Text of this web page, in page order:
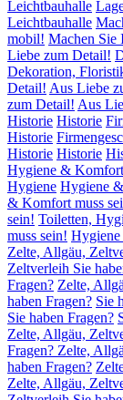
Leichtbauhalle
Leichtbauhalle
mobil! Machen Sie
Liebe zum Detail!
Dekoration,
Detail! Aus Liebe
zum Detail! Aus
Historie Historie
Historie
Historie Historie
Hygiene &
Hygiene Hygiene
& Komfort muss
sein! Toiletten,
muss sein!
Zelte, Allgäu,
Zeltverleih Sie
Fragen? Zelte,
haben Fragen? Sie
Sie haben Fragen?
Zelte, Allgäu,
Fragen? Zelte,
haben Fragen?
Zelte, Allgäu,